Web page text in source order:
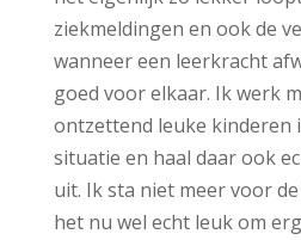
ziekmeldingen en ook de
wanneer een leerkracht
goed voor elkaar. Ik werk
ontzettend leuke kinderen
situatie en haal daar ook
uit. Ik sta niet meer voor
het nu wel echt leuk om